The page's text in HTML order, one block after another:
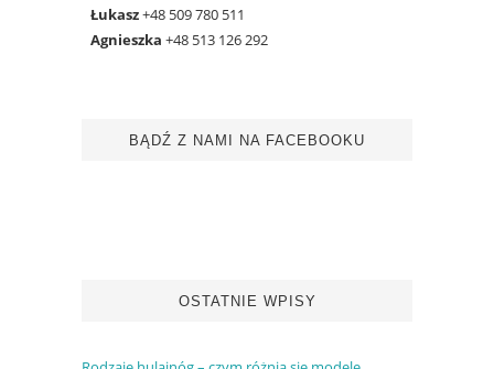
Łukasz+48 509 780 511
Agnieszka +48 513 126 292
BĄDŹ Z NAMI NA FACEBOOKU
OSTATNIE WPISY